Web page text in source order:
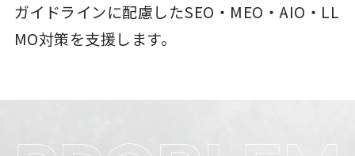
ガイドラインに配慮したSEO・MEO・AIO・LL
MO対策を支援します。